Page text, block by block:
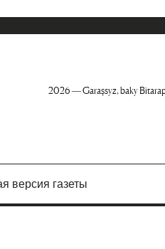
2026 — Garaşsyz, baky
версия газеты